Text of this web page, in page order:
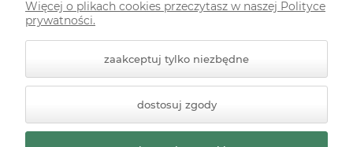
Styl graficzny ShopGadget.pl
Sklep internetowy Shoper
Premium
Więcej o plikach cookies przeczytasz w naszej Polityce
prywatności.
zaakceptuj tylko niezbędne
dostosuj zgody